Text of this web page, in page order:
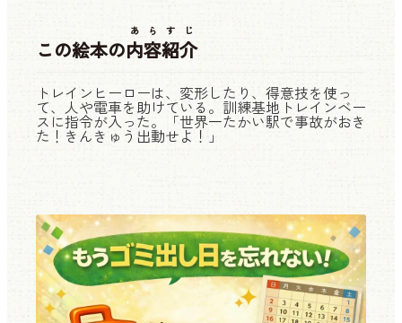
この絵本の内容紹介
あらすじ
トレインヒーローは、変形したり、得意技を使っ
て、人や電車を助けている。訓練基地トレインベー
スに指令が入った。「世界一たかい駅で事故がおき
た！きんきゅう出動せよ！」